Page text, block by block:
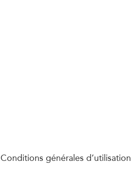
Conditions générales d’utilisation